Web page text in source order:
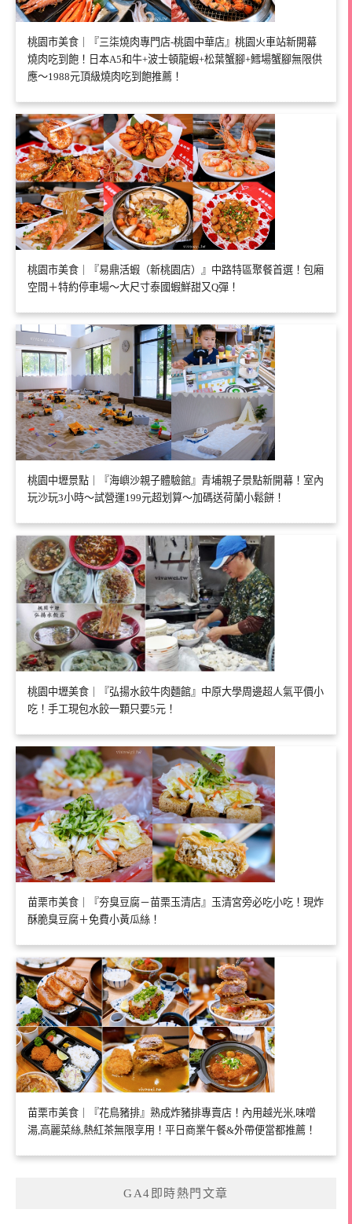
桃園市美食｜『三柒燒肉專門店-桃園中華店』桃園火車站新開幕
燒肉吃到飽！日本A5和牛+波士頓龍蝦+松葉蟹腳+鱈場蟹腳無限供
應～1988元頂級燒肉吃到飽推薦！
桃園市美食｜『易鼎活蝦（新桃園店）』中路特區聚餐首選！包廂
空間＋特約停車場～大尺寸泰國蝦鮮甜又Q彈！
桃園中壢景點｜『海嶼沙親子體驗館』青埔親子景點新開幕！室內
玩沙玩3小時～試營運199元超划算～加碼送荷蘭小鬆餅！
桃園中壢美食｜『弘揚水餃牛肉麵館』中原大學周邊超人氣平價小
吃！手工現包水餃一顆只要5元！
苗栗市美食｜『夯臭豆腐－苗栗玉清店』玉清宮旁必吃小吃！現炸
酥脆臭豆腐＋免費小黃瓜絲！
苗栗市美食｜『花鳥豬排』熟成炸豬排專賣店！內用越光米,味噌
湯,高麗菜絲,熱紅茶無限享用！平日商業午餐&外帶便當都推薦！
GA4即時熱門文章